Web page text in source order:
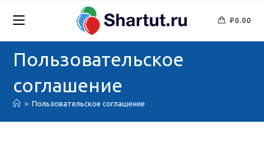
₽0.00
Пользовательское
соглашение
> Пользовательское соглашение